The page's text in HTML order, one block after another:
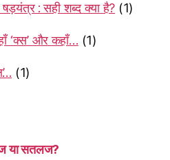
: सही शब्द क्या है? (1)
‘क्स’ और कहाँ… (1)
(1)
या सतलज?